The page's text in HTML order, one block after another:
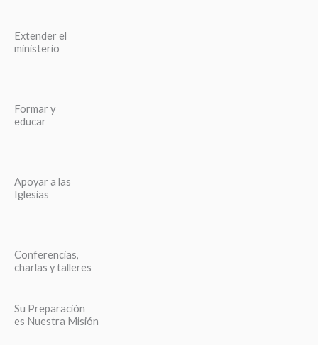
Extender el
ministerio
Formar y
educar
Apoyar a las
Iglesias
Conferencias,
charlas y talleres
Su Preparación
es Nuestra Misión